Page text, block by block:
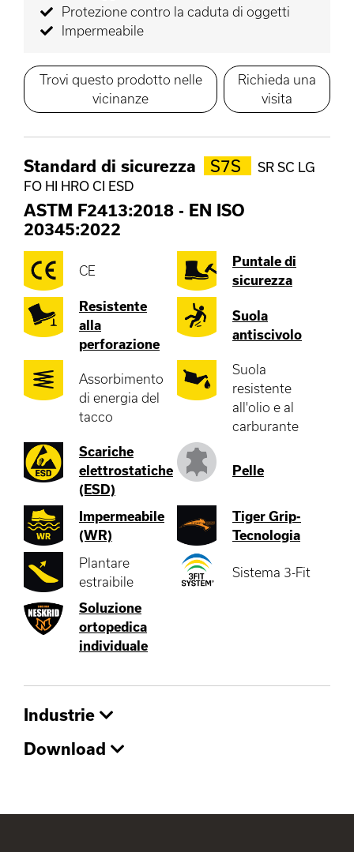
Protezione contro la caduta di oggetti
Impermeabile
Trovi questo prodotto nelle
vicinanze
Richieda una
visita
Standard di sicurezza S7S
SR SC LG
FO HI HRO CI ESD
ASTM F2413:2018 - EN ISO
20345:2022
CE
Puntale di
sicurezza
Resistente
alla
perforazione
Suola
antiscivolo
Assorbimento
di energia del
tacco
Suola
resistente
all'olio e al
carburante
Scariche
elettrostatiche
(ESD)
Pelle
Impermeabile
(WR)
Tiger Grip-
Tecnologia
Plantare
estraibile
Sistema 3-Fit
Soluzione
ortopedica
individuale
Industrie
Download